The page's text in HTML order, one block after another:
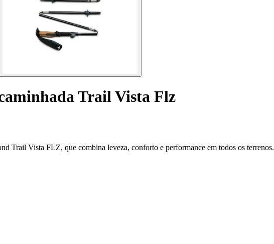
Trail Vista Flz
Trail Vista FLZ, que combina leveza, conforto e performance em todos os terrenos.